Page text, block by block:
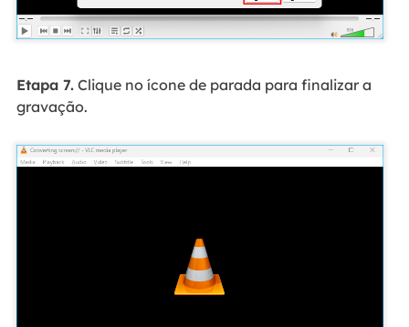
Etapa 7.Clique no ícone de parada para finalizar a
gravação.